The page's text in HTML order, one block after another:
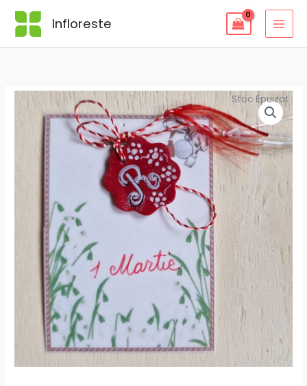
Skip
Infloreste
Stoc Epuizat